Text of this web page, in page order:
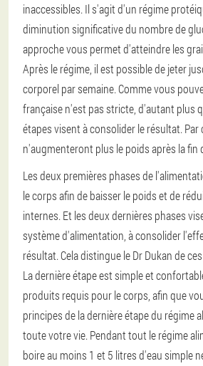
inaccessibles. Il s'agit d'un régime
diminution significative du nombre de
approche vous permet d'atteindre les
Après le régime, il est possible de jeter
corporel par semaine. Comme vous
française n'est pas stricte, d'autant plus
étapes visent à consolider le résultat. Par
n'augmenteront plus le poids après la fin
Les deux premières phases de
le corps afin de baisser le poids et de
internes. Et les deux dernières phases
système d'alimentation, à consolider
résultat. Cela distingue le Dr Dukan de
La dernière étape est simple et
produits requis pour le corps, afin que
principes de la dernière étape du régime
toute votre vie. Pendant tout le régime
boire au moins 1 et 5 litres d'eau simple